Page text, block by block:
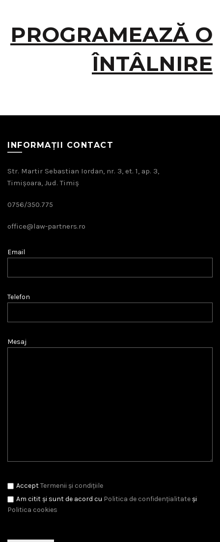
PROGRAMEAZĂ O
ÎNTÂLNIRE
INFORMAȚII CONTACT
Str. Martir Sebastian Iordan, nr. 3, et. 1, ap. 3,
Timișoara, Jud. Timiș
0756/350.775
office@law-partners.ro
Email
Telefon
Mesaj
AcceptTermenii și condițiile
Am citit și sunt de acord cu Politica de confidențialitate și
Politica cookies